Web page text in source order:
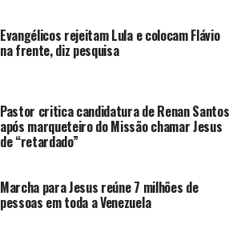
Evangélicos rejeitam Lula e colocam Flávio
na frente, diz pesquisa
Pastor critica candidatura de Renan Santos
após marqueteiro do Missão chamar Jesus
de “retardado”
Marcha para Jesus reúne 7 milhões de
pessoas em toda a Venezuela